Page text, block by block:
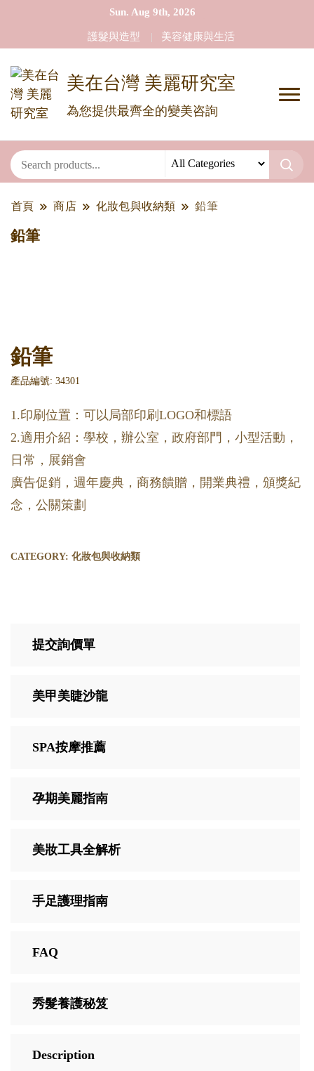
Sun. Aug 9th, 2026
護髮與造型 美容健康與生活
美在台灣 美麗研究室
為您提供最齊全的變美咨詢
首頁 商店 化妝包與收納類 鉛筆
鉛筆
鉛筆
產品編號: 34301
1.印刷位置：可以局部印刷LOGO和標語
2.適用介紹：學校，辦公室，政府部門，小型活動，
日常，展銷會
廣告促銷，週年慶典，商務饋贈，開業典禮，頒獎紀
念，公關策劃
CATEGORY: 化妝包與收納類
提交詢價單
美甲美睫沙龍
SPA按摩推薦
孕期美麗指南
美妝工具全解析
手足護理指南
FAQ
秀髮養護秘笈
Description